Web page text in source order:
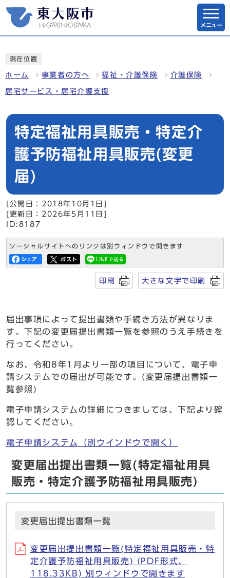
メニュー
現在位置
ホーム 事業者の方へ 福祉・介護保険 介護保険
居宅サービス・居宅介護支援
特定福祉用具販売・特定介
護予防福祉用具販売(変更
届)
[公開日：2018年10月1日]
[更新日：2026年5月11日]
ID:8187
ソーシャルサイトへのリンクは別ウィンドウで開きます
印刷 大きな文字で印刷
届出事項によって提出書類や手続き方法が異なりま
す。下記の変更届提出書類一覧を参照のうえ手続きを
行ってください。
なお、令和8年1月より一部の項目について、電子申
請システムでの届出が可能です。(変更届提出書類一
覧参照)
電子申請システムの詳細につきましては、下記より確
認してください。
電子申請システム （別ウインドウで開く）
変更届出提出書類一覧(特定福祉用具
販売・特定介護予防福祉用具販売)
変更届出提出書類一覧
変更届出提出書類一覧(特定福祉用具販売・特
定介護予防福祉用具販売) (PDF形式、
118.33KB) 別ウィンドウで開きます